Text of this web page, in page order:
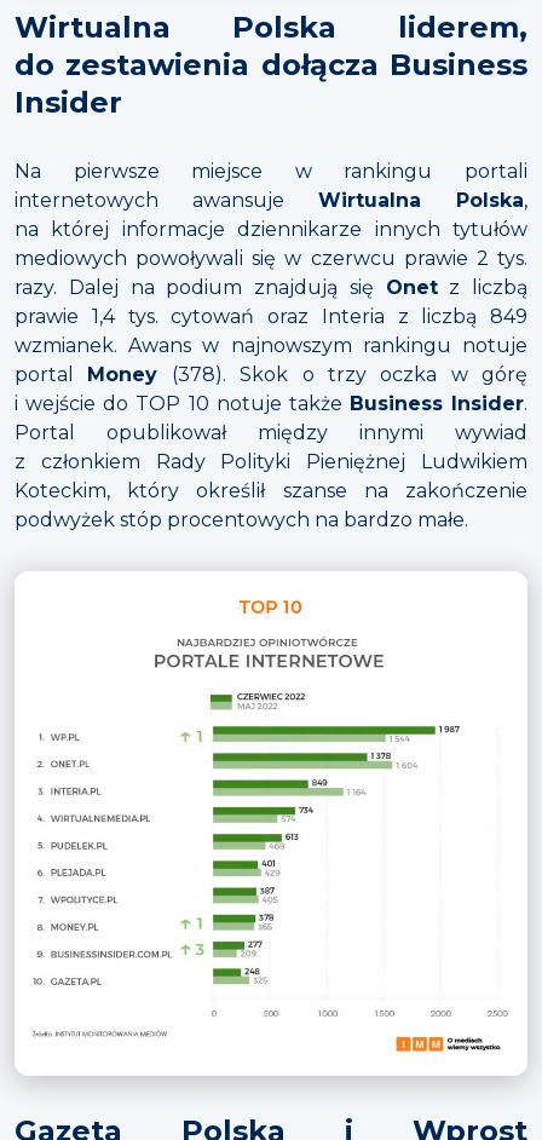
Wirtualna Polska liderem,
do zestawienia dołącza Business
Insider
Na pierwsze miejsce w rankingu portali
internetowych awansuje Wirtualna Polska,
na której informacje dziennikarze innych tytułów
mediowych powoływali się w czerwcu prawie 2 tys.
razy. Dalej na podium znajdują się Onetz liczbą
prawie 1,4 tys. cytowań oraz Interia z liczbą 849
wzmianek. Awans w najnowszym rankingu notuje
portal
Money (378). Skok o trzy oczka w górę
i wejście do TOP 10 notuje także Business Insider.
Portal opublikował między innymi wywiad
z członkiem Rady Polityki Pieniężnej Ludwikiem
Koteckim, który określił szanse na zakończenie
podwyżek stóp procentowych na bardzo małe.
Gazeta Polska i Wprost